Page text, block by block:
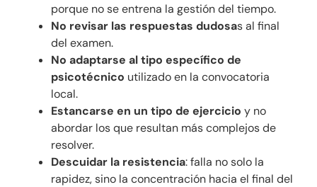
porque no se entrena la gestión del tiempo.
No revisar las respuestas dudosas al final
del examen.
No adaptarse al tipo específico de
psicotécnico utilizado en la convocatoria
local.
Estancarse en un tipo de ejercicio y no
abordar los que resultan más complejos de
resolver.
Descuidar la resistencia: falla no solo la
rapidez, sino la concentración hacia el final del